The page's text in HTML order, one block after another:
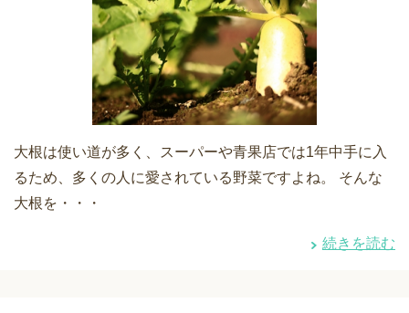
大根は使い道が多く、スーパーや青果店では1年中手に入
るため、多くの人に愛されている野菜ですよね。 そんな
大根を・・・
続きを読む